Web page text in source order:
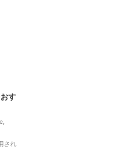
す
され